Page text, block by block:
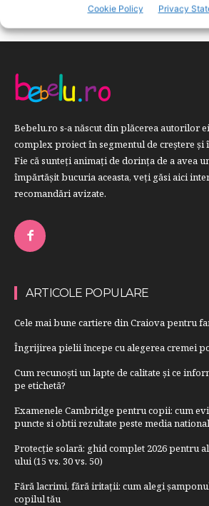
Cookie Policy Privacy
Bebelu.ro s-a născut din plăcerea autorilor
complex proiect în segmentul de creştere
Fie că sunteţi animaţi de dorinţa de a avea
împărtăşit bucuria aceasta, veți găsi aici
recomandări avizate.
ARTICOLE POPULARE
Cele mai bune cartiere din Craiova pentru
Îngrijirea pielii începe cu alegerea cremei
Cum recunoști un lapte de calitate și ce
pe etichetă?
Examenele Cambridge pentru copii: cum
puncte si obtii rezultate peste media
Protecție solară: ghid complet 2026 pentru
ului (15 vs. 30 vs. 50)
Fără lacrimi, fără iritații: cum alegi
copilul tău